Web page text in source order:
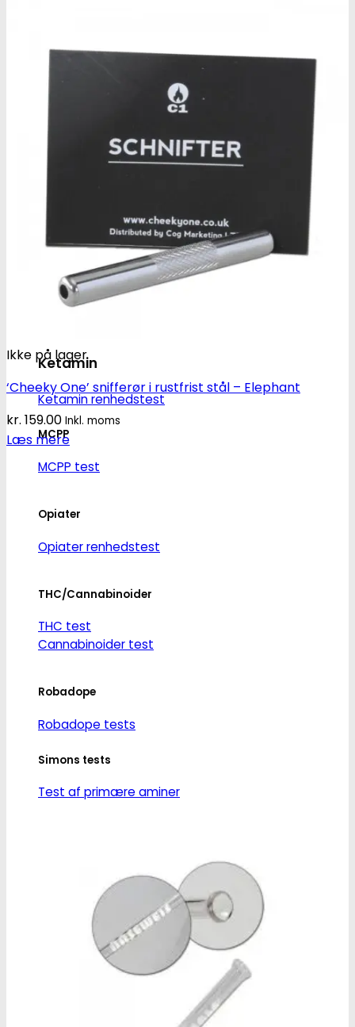
LSD
LSD renhedstest
Benzodiazepiner
Benzoer renhedstest
GHB/Hætter
GHB/Hætter renhedstest
Ketamin
Ketamin renhedstest
MCPP
MCPP test
Opiater
Opiater renhedstest
THC/Cannabinoider
THC test
Cannabinoider test
Robadope
Robadope tests
Simons tests
Test af primære aminer
Multi urin test - 3 stoffer
Multi urin test - 10 stoffer
THC urin test - 25ng/ml
THC urin test - 50ng/ml
Ikke på lager
‘Cheeky One’ snifferør i rustfrist stål – Elephant
kr. 159.00 Inkl. moms
Læs mere